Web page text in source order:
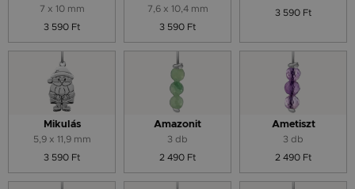
7 x 10 mm
3 590 Ft
7,6 x 10,4 mm
3 590 Ft
3 590 Ft
Mikulás
5,9 x 11,9 mm
3 590 Ft
Amazonit
3 db
2 490 Ft
Ametiszt
3 db
2 490 Ft